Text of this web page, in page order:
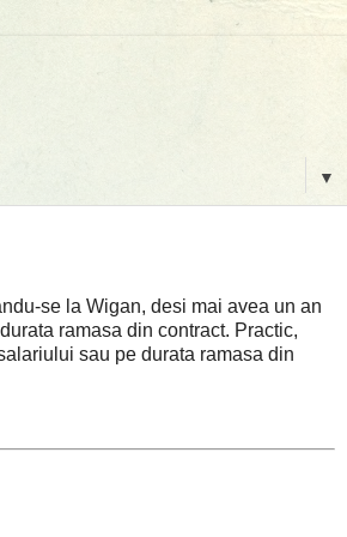
▼
se la Wigan, desi mai avea un an
ramasa din contract. Practic,
sau pe durata ramasa din